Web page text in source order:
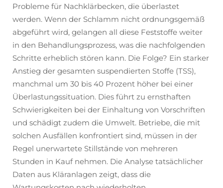
Probleme für Nachklärbecken, die überlastet
werden. Wenn der Schlamm nicht ordnungsgemäß
abgeführt wird, gelangen all diese Feststoffe weiter
in den Behandlungsprozess, was die nachfolgenden
Schritte erheblich stören kann. Die Folge? Ein starker
Anstieg der gesamten suspendierten Stoffe (TSS),
manchmal um 30 bis 40 Prozent höher bei einer
Überlastungssituation. Dies führt zu ernsthaften
Schwierigkeiten bei der Einhaltung von Vorschriften
und schädigt zudem die Umwelt. Betriebe, die mit
solchen Ausfällen konfrontiert sind, müssen in der
Regel unerwartete Stillstände von mehreren
Stunden in Kauf nehmen. Die Analyse tatsächlicher
Daten aus Kläranlagen zeigt, dass die